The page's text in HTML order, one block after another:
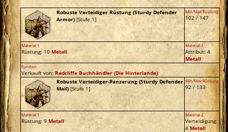
Robuste Verteidiger Rüstung (Sturdy Defender
Armor) [Stufe 1]
Min/Max Rüstung
102 / 147
Material 1
Rüstung: 10Metall
Material 2
Attribut: 4
Metall
Fundort
Verkauft von:Redcliffe Buchhändler(Die Hinterlande)
Robuste Verteidiger-Panzerung (Sturdy Defender
Mail) [Stufe 1]
Min/Max Rüstung
92 / 133
Material 1
Rüstung: 9Metall
Material 2
Verteidigung:
4Metall